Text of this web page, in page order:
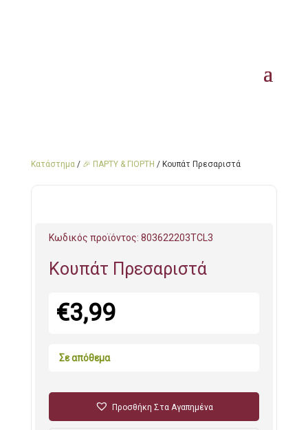
Κατάστημα/ 🎉 ΠΑΡΤΥ & ΓΙΟΡΤΗ / Κουπάτ Πρεσαριστά
Κωδικός προϊόντος: 803622203TCL3
Κουπάτ Πρεσαριστά
€3,99
Σε απόθεμα
Προσθήκη Στα Αγαπημένα